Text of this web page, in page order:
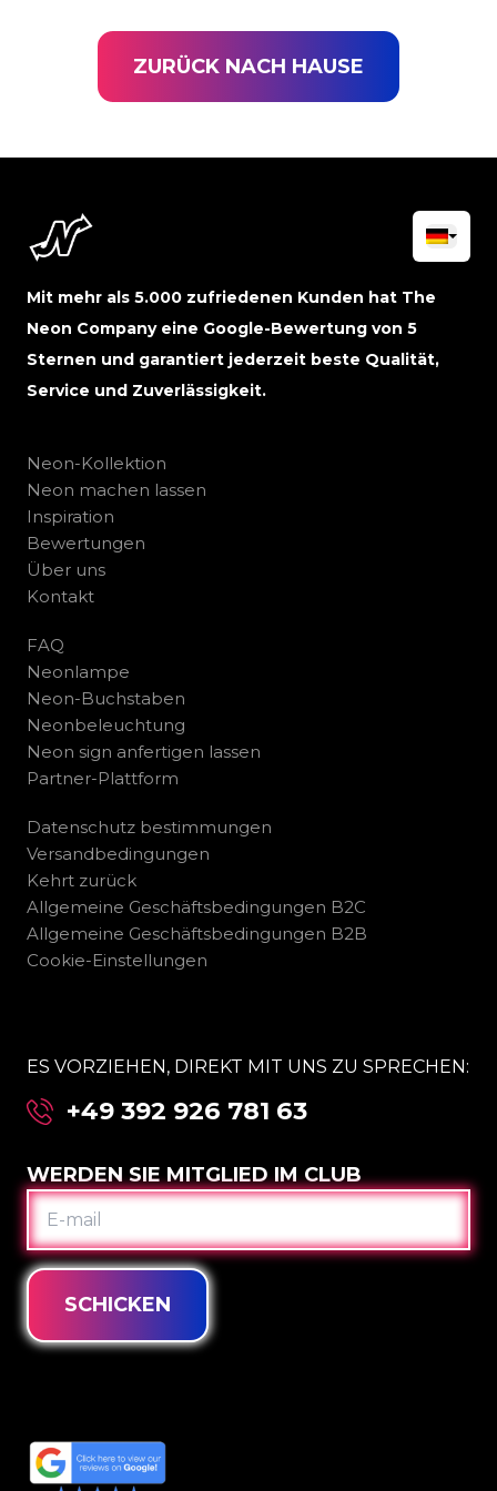
ZURÜCK NACH HAUSE
Mit mehr als 5.000 zufriedenen Kunden hat The
Neon Company eine Google-Bewertung von 5
Sternen und garantiert jederzeit beste Qualität,
Service und Zuverlässigkeit.
Neon-Kollektion
Neon machen lassen
Inspiration
Bewertungen
Über uns
Kontakt
FAQ
Neonlampe
Neon-Buchstaben
Neonbeleuchtung
Neon sign anfertigen lassen
Partner-Plattform
Datenschutz bestimmungen
Versandbedingungen
Kehrt zurück
Allgemeine Geschäftsbedingungen B2C
Allgemeine Geschäftsbedingungen B2B
Cookie-Einstellungen
ES VORZIEHEN, DIREKT MIT UNS ZU SPRECHEN:
+49 392 926 781 63
WERDEN SIE MITGLIED IM CLUB
E-
MAIL
SCHICKEN